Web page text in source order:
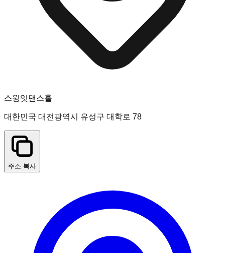
스윙잇댄스홀
대한민국 대전광역시 유성구 대학로 78
주소 복사